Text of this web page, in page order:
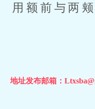
用额前与两
地址发布邮箱：